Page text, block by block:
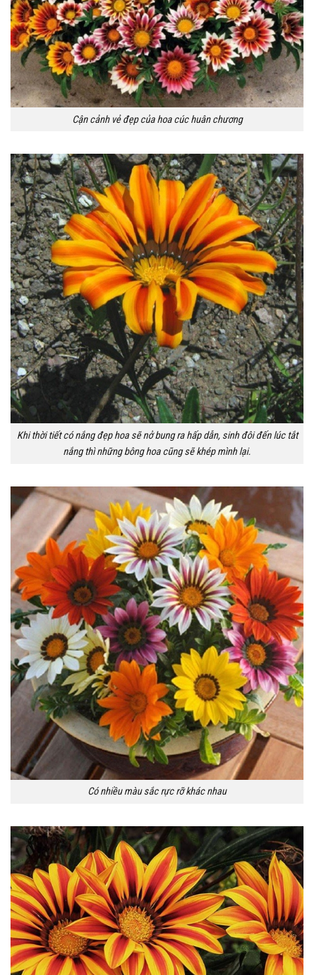
Cận cảnh vẻ đẹp của hoa cúc huân chương
Khi thời tiết có nắng đẹp hoa sẽ nở bung ra hấp dẫn, sinh đôi đến lúc tắt
nắng thì những bông hoa cũng sẽ khép mình lại.
Có nhiều màu sắc rực rỡ khác nhau